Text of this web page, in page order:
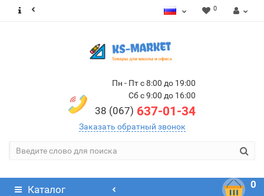
0
Пн - Пт с 8:00 до 19:00
Сб с 9:00 до 16:00
38 (067) 637-01-34
Заказать обратный звонок
Каталог 0